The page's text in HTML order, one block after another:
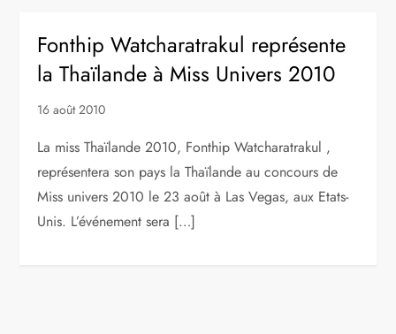
Fonthip Watcharatrakul représente
la Thaïlande à Miss Univers 2010
16 août 2010
La miss Thaïlande 2010, Fonthip Watcharatrakul ,
représentera son pays la Thaïlande au concours de
Miss univers 2010 le 23 août à Las Vegas, aux Etats-
Unis. L’événement sera […]